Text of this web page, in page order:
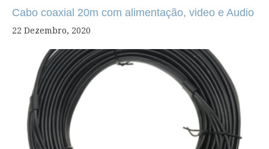
Cabo coaxial 20m com alimentação, video e Audio
22 Dezembro, 2020